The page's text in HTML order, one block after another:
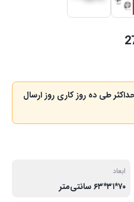
طی ده روز کاری روز ارسال
ابعاد
۷۰*۳۱*۶۳ سانتی‌متر